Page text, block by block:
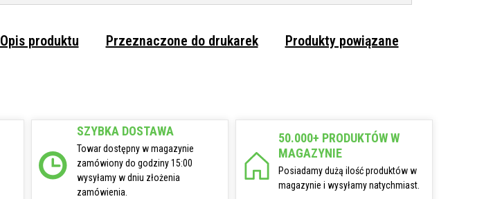
Opis produktu Przeznaczone do drukarek Produkty powiązane
SZYBKA DOSTAWA
Towar dostępny w magazynie
zamówiony do godziny 15:00
wysyłamy w dniu złożenia
zamówienia.
50.000+ PRODUKTÓW W
MAGAZYNIE
Posiadamy dużą ilość produktów w
magazynie i wysyłamy natychmiast.